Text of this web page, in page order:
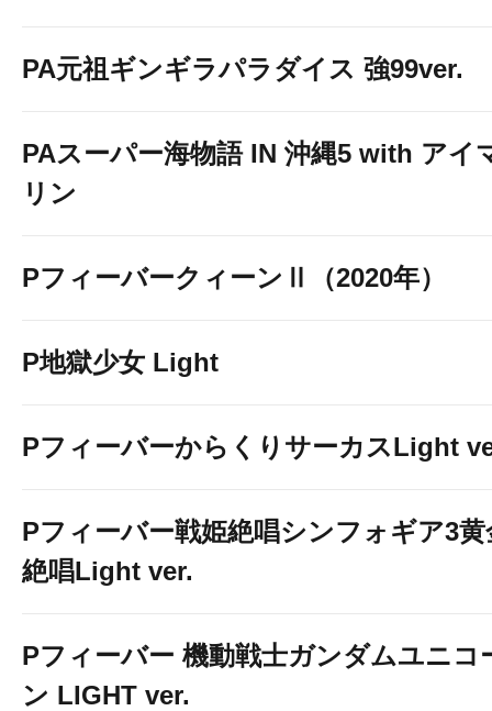
PA元祖ギンギラパラダイス 強99ver.
PAスーパー海物語 IN 沖縄5 with アイ
リン
PフィーバークィーンⅡ（2020年）
P地獄少女 Light
PフィーバーからくりサーカスLight
Pフィーバー戦姫絶唱シンフォギア3黄
絶唱Light ver.
Pフィーバー 機動戦士ガンダムユニコ
ン LIGHT ver.